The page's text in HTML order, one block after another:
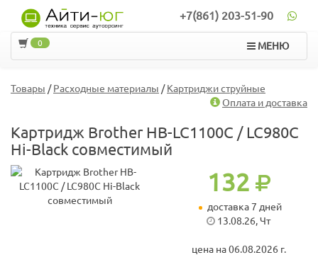
+7(861) 203-51-90
МЕНЮ
0
Товары /Расходные материалы /Картриджи струйные
Оплата и доставка
Картридж Brother HB-LC1100C / LC980C
Hi-Black совместимый
132
доставка 7 дней
13.08.26, Чт
цена на 06.08.2026 г.